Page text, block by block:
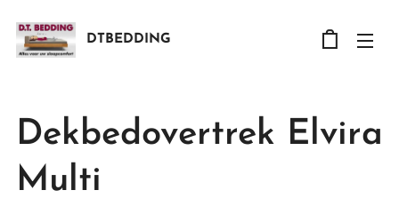
DTBEDDING
Dekbedovertrek Elvira
Multi